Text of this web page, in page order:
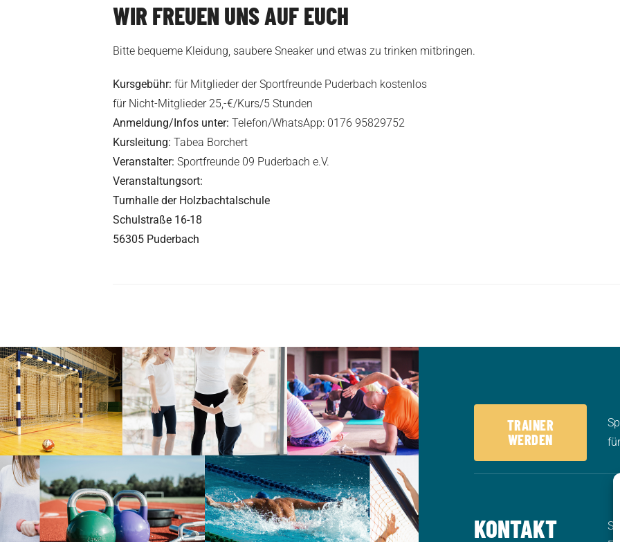
WIR FREUEN UNS AUF EUCH
Bitte bequeme Kleidung, saubere Sneaker und etwas zu trinken mitbringen.
Kursgebühr: für Mitglieder der Sportfreunde Puderbach kostenlos
für Nicht-Mitglieder 25,-€/Kurs/5 Stunden
Anmeldung/Infos unter: Telefon/WhatsApp: 0176 95829752
Kursleitung: Tabea Borchert
Veranstalter: Sportfreunde 09 Puderbach e.V.
Veranstaltungsort:
Turnhalle der Holzbachtalschule
Schulstraße 16-18
56305 Puderbach
TRAINER
WERDEN
KONTAKT